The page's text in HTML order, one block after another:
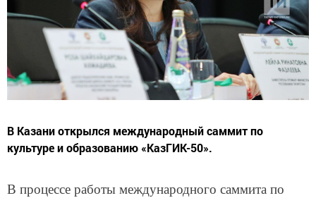
В Казани открылся международный саммит по
культуре и образованию «КазГИК-50».
В процессе работы международного саммита по